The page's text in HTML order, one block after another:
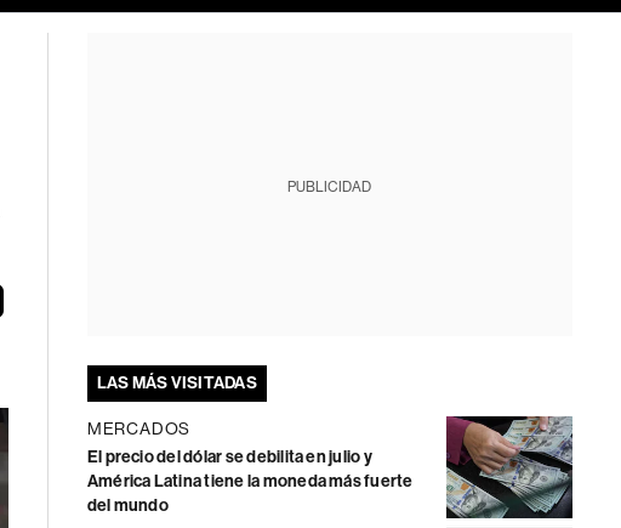
PUBLICIDAD
LAS MÁS VISITADAS
MERCADOS
El precio del dólar se debilita en julio y
América Latina tiene la moneda más fuerte
del mundo